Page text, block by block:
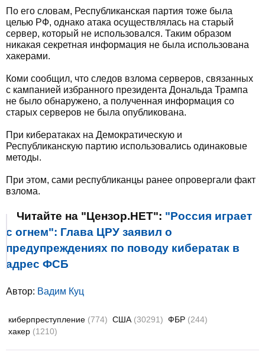
По его словам, Республиканская партия тоже была
целью РФ, однако атака осуществлялась на старый
сервер, который не использовался. Таким образом
никакая секретная информация не была использована
хакерами.
Коми сообщил, что следов взлома серверов, связанных
с кампанией избранного президента Дональда Трампа
не было обнаружено, а полученная информация со
старых серверов не была опубликована.
При кибератаках на Демократическую и
Республиканскую партию использовались одинаковые
методы.
При этом, сами республиканцы ранее опровергали факт
взлома.
Читайте на "Цензор.НЕТ": "Россия играет
с огнем": Глава ЦРУ заявил о
предупреждениях по поводу кибератак в
адрес ФСБ
Автор: Вадим Куц
киберпреступление (774) США (30291) ФБР (244)
хакер (1210)